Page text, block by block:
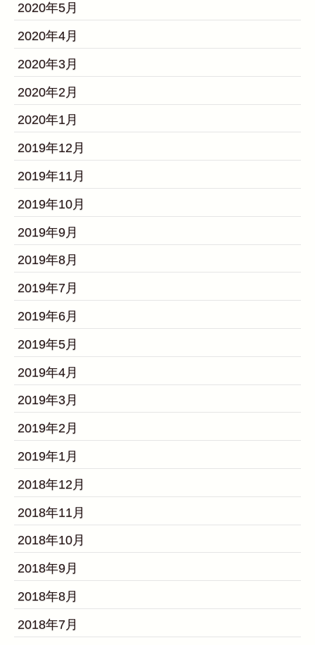
2020年5月
2020年4月
2020年3月
2020年2月
2020年1月
2019年12月
2019年11月
2019年10月
2019年9月
2019年8月
2019年7月
2019年6月
2019年5月
2019年4月
2019年3月
2019年2月
2019年1月
2018年12月
2018年11月
2018年10月
2018年9月
2018年8月
2018年7月